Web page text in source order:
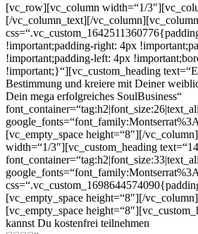
[vc_row][vc_column width=“1/
[/vc_column_text][/
!important;padding-right: 4px
!important;padding-left: 4px
!important;}“][vc_custom_heading
Bestimmung und kreiere mit Deiner
Dein mega erfolgreiches SoulBusiness“
[vc_empty_space height=“8″][/
width=“1/3″][vc_custom_heading
[vc_empty_space height=“8″][/
[vc_empty_space
kannst Du kostenfrei teilnehmen